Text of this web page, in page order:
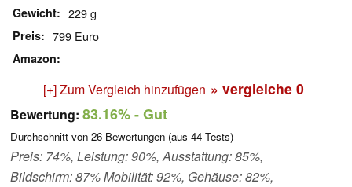
Gewicht 229 g
Preis 799 Euro
Amazon
[+] Zum Vergleich hinzufügen » vergleiche 0
Bewertung: 83.16%- Gut
Durchschnitt von 26 Bewertungen (aus 44 Tests)
Preis: 74%, Leistung: 90%, Ausstattung: 85%,
Bildschirm: 87% Mobilität: 92%, Gehäuse: 82%,